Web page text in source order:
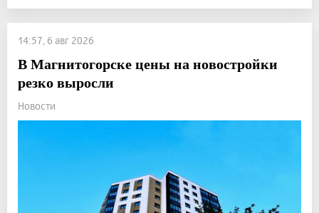
14:57, 6 авг 2026
В Магнитогорске цены на новостройки
резко выросли
Новости